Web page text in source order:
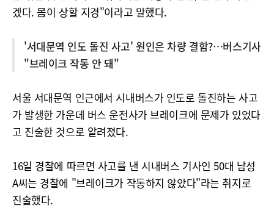
겠다. 몸이 상할 지경"이라고 말했다.
'서대문역 인도 돌진 사고' 원인은 차량 결함?…버스기사
"브레이크 작동 안 돼"
서울 서대문역 인근에서 시내버스가 인도로 돌진하는 사고
가 발생한 가운데 버스 운전사가 브레이크에 문제가 있었다
고 진술한 것으로 알려졌다.
16일 경찰에 따르면 사고를 낸 시내버스 기사인 50대 남성
A씨는 경찰에 "브레이크가 작동하지 않았다"라는 취지로
진술했다.